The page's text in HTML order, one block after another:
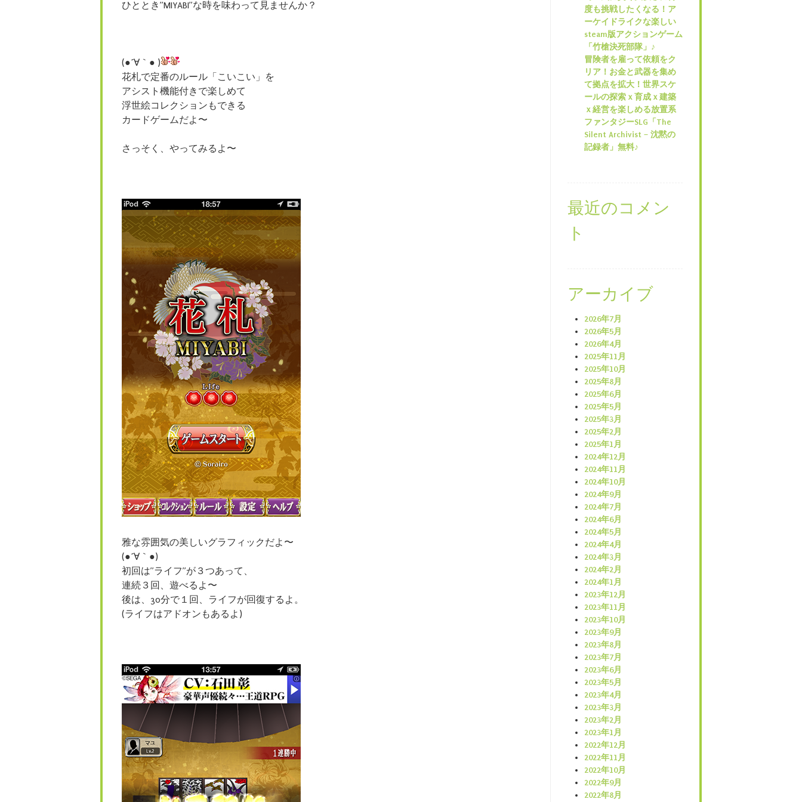
ひととき”MIYABI”な時を味わって見ませんか？
(●´∀｀● )
花札で定番のルール「こいこい」を
アシスト機能付きで楽しめて
浮世絵コレクションもできる
カードゲームだよ〜
さっそく、やってみるよ〜
雅な雰囲気の美しいグラフィックだよ〜
(●´∀｀●)
初回は”ライフ”が３つあって、
連続３回、遊べるよ〜
後は、30分で１回、ライフが回復するよ。
(ライフはアドオンもあるよ)
度も挑戦したくなる！ア
ーケイドライクな楽しい
steam版アクションゲーム
「竹槍決死部隊」♪
冒険者を雇って依頼をク
リア！お金と武器を集め
て拠点を拡大！世界スケ
ールの探索ｘ育成ｘ建築
ｘ経営を楽しめる放置系
ファンタジーSLG「The
Silent Archivist – 沈黙の
記録者」無料♪
最近のコメン
ト
アーカイブ
2026年7月
2026年5月
2026年4月
2025年11月
2025年10月
2025年8月
2025年6月
2025年5月
2025年3月
2025年2月
2025年1月
2024年12月
2024年11月
2024年10月
2024年9月
2024年7月
2024年6月
2024年5月
2024年4月
2024年3月
2024年2月
2024年1月
2023年12月
2023年11月
2023年10月
2023年9月
2023年8月
2023年7月
2023年6月
2023年5月
2023年4月
2023年3月
2023年2月
2023年1月
2022年12月
2022年11月
2022年10月
2022年9月
2022年8月